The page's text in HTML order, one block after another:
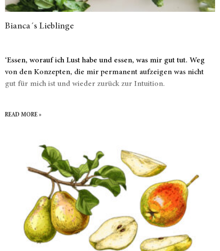
Bianca´s Lieblinge
‘Essen, worauf ich Lust habe und essen, was mir gut tut. Weg
von den Konzepten, die mir permanent aufzeigen was nicht
gut für mich ist und wieder zurück zur Intuition.
READ MORE »